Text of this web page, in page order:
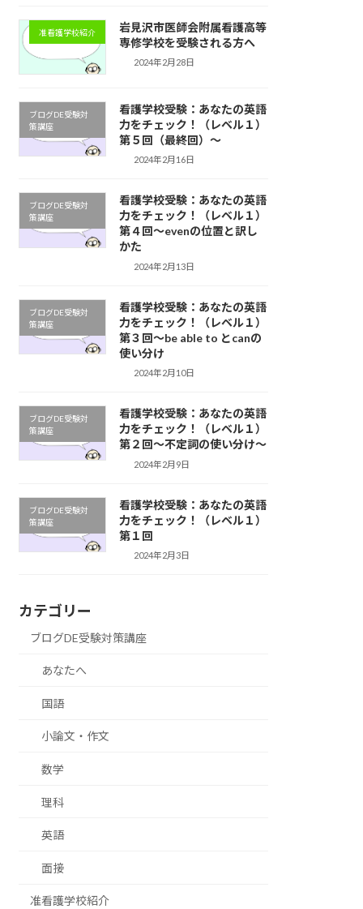
准看護学校紹介
岩見沢市医師会附属看護高等
専修学校を受験される方へ
2024年2月28日
ブログDE受験対
策講座
看護学校受験：あなたの英語
力をチェック！（レベル１）
第５回（最終回）～
2024年2月16日
ブログDE受験対
策講座
看護学校受験：あなたの英語
力をチェック！（レベル１）
第４回～evenの位置と訳し
かた
2024年2月13日
ブログDE受験対
策講座
看護学校受験：あなたの英語
力をチェック！（レベル１）
第３回～be able to とcanの
使い分け
2024年2月10日
ブログDE受験対
策講座
看護学校受験：あなたの英語
力をチェック！（レベル１）
第２回～不定詞の使い分け〜
2024年2月9日
ブログDE受験対
策講座
看護学校受験：あなたの英語
力をチェック！（レベル１）
第１回
2024年2月3日
カテゴリー
ブログDE受験対策講座
あなたへ
国語
小論文・作文
数学
理科
英語
面接
准看護学校紹介